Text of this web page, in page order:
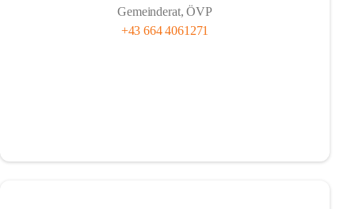
Gemeinderat, ÖVP
+43 664 4061271